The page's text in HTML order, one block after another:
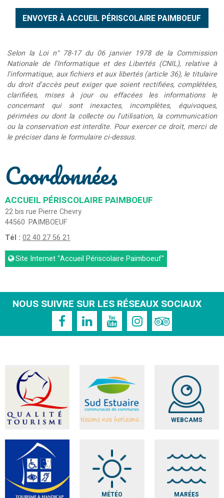
Selon la Loi n° 78-17 du 06 janvier 1978 de la Commission
Nationale de l'Informatique et des Libertés (CNIL), relative à
l'informatique, aux fichiers et aux libertés (article 36), le titulaire
du droit d'accès peut exiger que soient rectifiées, complétées,
clarifiées, mises à jour ou effacées les informations le
concernant qui sont inexactes, incomplètes, équivoques,
périmées ou dont la collecte ou l'utilisation, la communication
ou la conservation est interdite. Pour exercer ce droit, merci de
le préciser dans le formulaire ci-dessus.
Coordonnées
ACCUEIL PÉRISCOLAIRE PAIMBOEUF
22 bis rue Pierre Chevry
44560 PAIMBOEUF
Tél : 02 40 27 56 21
Site Internet"Accueil Périscolaire Paimboeuf"
NOUS SUIVRE SUR LES RÉSEAUX SOCIAUX
WEBCAMS
MÉTÉO MARÉES